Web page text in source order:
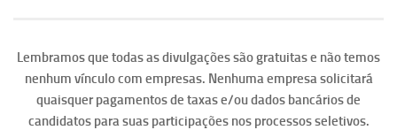
Lembramos que todas as divulgações são gratuitas e não temos
nenhum vínculo com empresas. Nenhuma empresa solicitará
quaisquer pagamentos de taxas e/ou dados bancários de
candidatos para suas participações nos processos seletivos.